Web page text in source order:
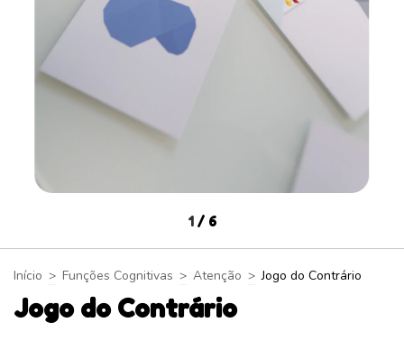
1/ 6
Início > Funções Cognitivas > Atenção > Jogo do Contrário
Jogo do Contrário